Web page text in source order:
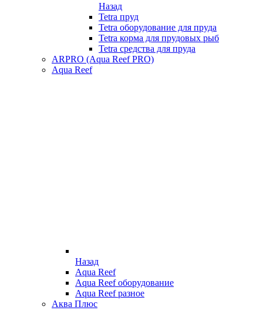
Назад
Tetra пруд
Tetra оборудование для пруда
Tetra корма для прудовых рыб
Tetra средства для пруда
ARPRO (Aqua Reef PRO)
Aqua Reef
Назад
Aqua Reef
Aqua Reef оборудование
Aqua Reef разное
Аква Плюс